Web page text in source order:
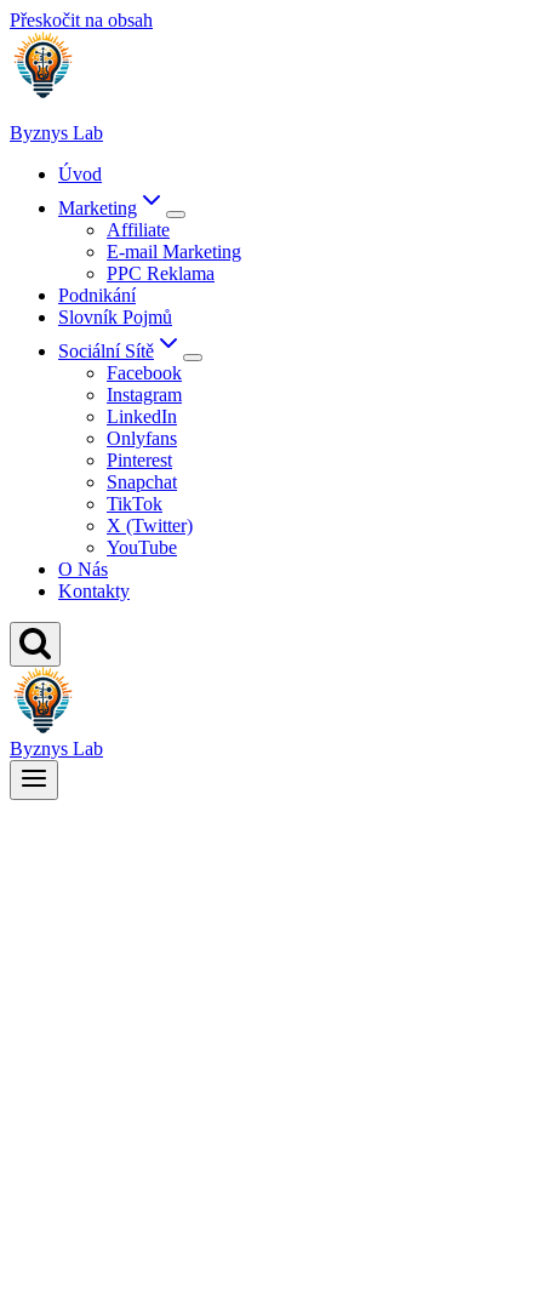
Přeskočit na obsah
Byznys Lab
Úvod
Marketing
Affiliate
E-mail Marketing
PPC Reklama
Podnikání
Slovník Pojmů
Sociální Sítě
Facebook
Instagram
LinkedIn
Onlyfans
Pinterest
Snapchat
TikTok
X (Twitter)
YouTube
O Nás
Kontakty
Byznys Lab